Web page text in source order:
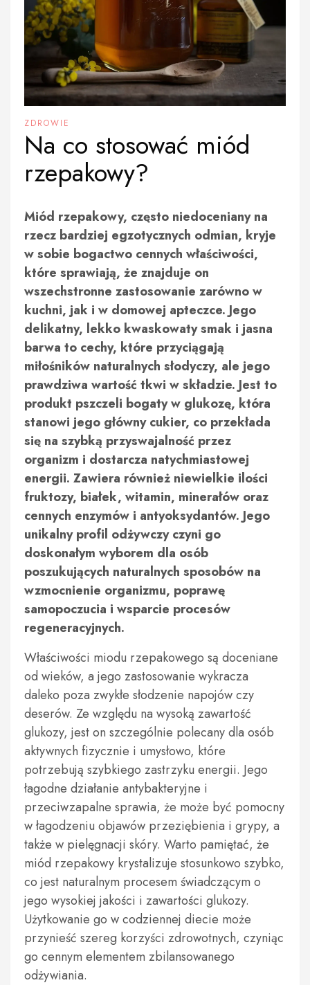
ZDROWIE
Na co stosować miód
rzepakowy?
Miód rzepakowy, często niedoceniany na
rzecz bardziej egzotycznych odmian, kryje
w sobie bogactwo cennych właściwości,
które sprawiają, że znajduje on
wszechstronne zastosowanie zarówno w
kuchni, jak i w domowej apteczce. Jego
delikatny, lekko kwaskowaty smak i jasna
barwa to cechy, które przyciągają
miłośników naturalnych słodyczy, ale jego
prawdziwa wartość tkwi w składzie. Jest to
produkt pszczeli bogaty w glukozę, która
stanowi jego główny cukier, co przekłada
się na szybką przyswajalność przez
organizm i dostarcza natychmiastowej
energii. Zawiera również niewielkie ilości
fruktozy, białek, witamin, minerałów oraz
cennych enzymów i antyoksydantów. Jego
unikalny profil odżywczy czyni go
doskonałym wyborem dla osób
poszukujących naturalnych sposobów na
wzmocnienie organizmu, poprawę
samopoczucia i wsparcie procesów
regeneracyjnych.
Właściwości miodu rzepakowego są doceniane
od wieków, a jego zastosowanie wykracza
daleko poza zwykłe słodzenie napojów czy
deserów. Ze względu na wysoką zawartość
glukozy, jest on szczególnie polecany dla osób
aktywnych fizycznie i umysłowo, które
potrzebują szybkiego zastrzyku energii. Jego
łagodne działanie antybakteryjne i
przeciwzapalne sprawia, że może być pomocny
w łagodzeniu objawów przeziębienia i grypy, a
także w pielęgnacji skóry. Warto pamiętać, że
miód rzepakowy krystalizuje stosunkowo szybko,
co jest naturalnym procesem świadczącym o
jego wysokiej jakości i zawartości glukozy.
Użytkowanie go w codziennej diecie może
przynieść szereg korzyści zdrowotnych, czyniąc
go cennym elementem zbilansowanego
odżywiania.